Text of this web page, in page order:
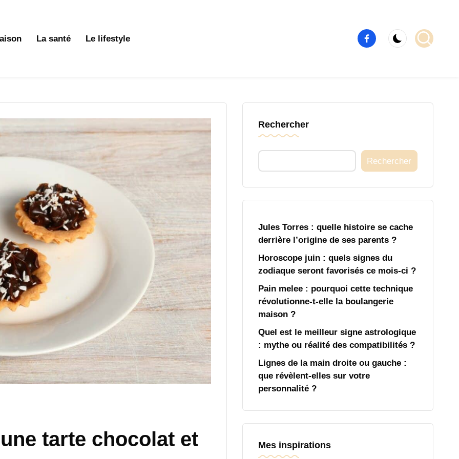
La santé Le lifestyle
Élément
de
tarte chocolat et
Rechercher
Rechercher
Jules Torres : quelle histoire se cache
derrière l’origine de ses parents ?
Horoscope juin : quels signes du
zodiaque seront favorisés ce mois-ci ?
Pain melee : pourquoi cette technique
révolutionne-t-elle la boulangerie
maison ?
Quel est le meilleur signe astrologique
: mythe ou réalité des compatibilités ?
Lignes de la main droite ou gauche :
que révèlent-elles sur votre
personnalité ?
Mes inspirations